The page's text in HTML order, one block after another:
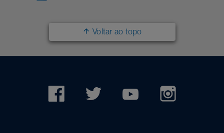
Voltar ao topo